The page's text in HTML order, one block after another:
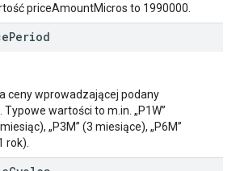
priceAmountMicros to 1990000.
Period
ceny wprowadzającej podany
wartości to m.in. „P1W”
„P3M” (3 miesiące), „P6M”
rok).